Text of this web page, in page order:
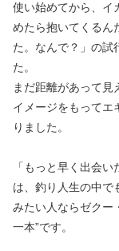
使い始めてから、イ
めたら抱いてくるん
た。なんで？」の試
た。
まだ距離があって
イメージをもってエ
りました。
「もっと早く出会
は、釣り人生の中で
みたい人ならゼクー
一本”です。